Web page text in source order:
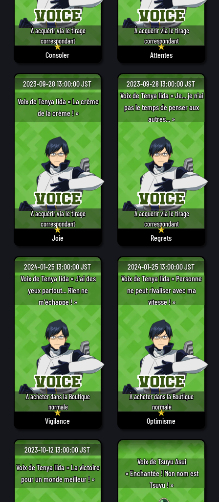
Consoler
À acquérir via le tirage
correspondant
Attentes
À acquérir via le tirage
correspondant
Joie
2023-09-28 13:00:00 JST
À acquérir via le tirage
correspondant
Voix de Tenya Iida « La crème
de la crème ! »
Regrets
2023-09-28 13:00:00 JST
À acquérir via le tirage
correspondant
Voix de Tenya Iida « Je... je n'ai
pas le temps de penser aux
autres... »
Vigilance
2024-01-25 13:00:00 JST
À acheter dans la Boutique
normale
Voix de Tenya Iida « J'ai des
yeux partout... Rien ne
m'échappe ! »
Optimisme
2024-01-25 13:00:00 JST
À acheter dans la Boutique
normale
Voix de Tenya Iida « Personne
ne peut rivaliser avec ma
vitesse ! »
2023-10-12 13:00:00 JST
Voix de Tenya Iida « La victoire
pour un monde meilleur ! »
Voix de Tsuyu Asui
« Enchantée ! Mon nom est
Tsuyu ! »